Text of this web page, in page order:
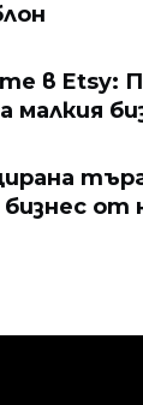
в Etsy:
малкия
от